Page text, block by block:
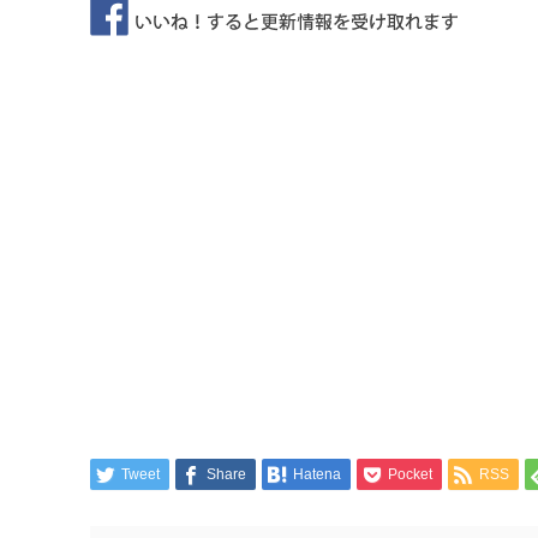
Tweet Share Hatena Pocket RSS